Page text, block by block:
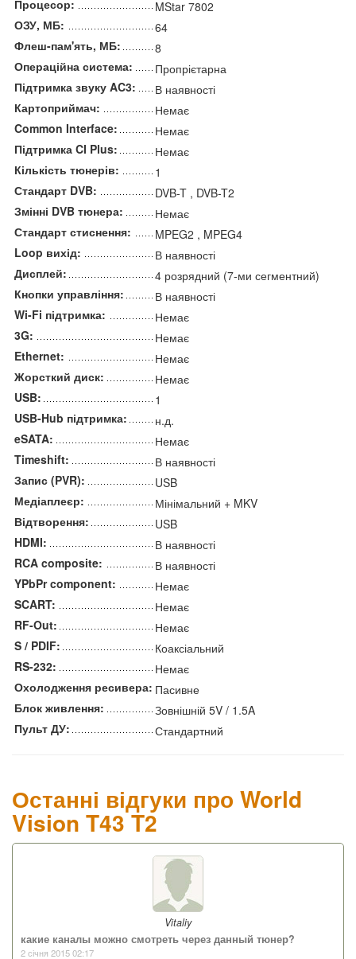
Процесор:
MStar 7802
ОЗУ, МБ:
64
Флеш-пам'ять, МБ:
8
Операційна система:
Пропрієтарна
Підтримка звуку AC3:
В наявності
Картоприймач:
Немає
Common Interface:
Немає
Підтримка CI Plus:
Немає
Кількість тюнерів:
1
Стандарт DVB:
DVB-T , DVB-T2
Змінні DVB тюнера:
Немає
Стандарт стиснення:
MPEG2 , MPEG4
Loop вихід:
В наявності
Дисплей:
4 розрядний (7-ми сегментний)
Кнопки управління:
В наявності
Wi-Fi підтримка:
Немає
3G:
Немає
Ethernet:
Немає
Жорсткий диск:
Немає
USB:
1
USB-Hub підтримка:
н.д.
eSATA:
Немає
Timeshift:
В наявності
Запис (PVR):
USB
Медіаплеєр:
Мінімальний + MKV
Відтворення:
USB
HDMI:
В наявності
RCA composite:
В наявності
YPbPr component:
Немає
SCART:
Немає
RF-Out:
Немає
S / PDIF:
Коаксіальний
RS-232:
Немає
Охолодження ресивера: Пасивне
Блок живлення:
Зовнішній 5V / 1.5A
Пульт ДУ:
Стандартний
Останні відгуки про World
Vision T43 T2
Vitaliy
какие каналы можно смотреть через данный тюнер?
2 січня 2015 02:17